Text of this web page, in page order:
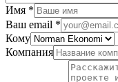
Имя *
Ваш email *
Кому
Компания